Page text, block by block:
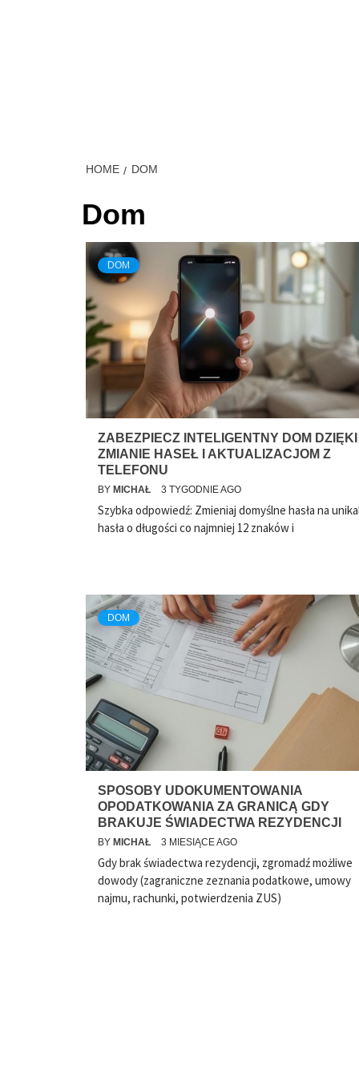
HOME DOM
Dom
DOM
ZABEZPIECZ INTELIGENTNY DOM DZIĘKI
ZMIANIE HASEŁ I AKTUALIZACJOM Z
TELEFONU
BY MICHAŁ 3 TYGODNIE AGO
Szybka odpowiedź: Zmieniaj domyślne hasła na
hasła o długości co najmniej 12 znaków i
DOM
SPOSOBY UDOKUMENTOWANIA
OPODATKOWANIA ZA GRANICĄ GDY
BRAKUJE ŚWIADECTWA REZYDENCJI
BY MICHAŁ 3 MIESIĄCE AGO
Gdy brak świadectwa rezydencji, zgromadź możliwe
dowody (zagraniczne zeznania podatkowe, umowy
najmu, rachunki, potwierdzenia ZUS)